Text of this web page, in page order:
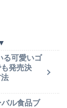
る可愛いゴ
発売決
ル食品ブ